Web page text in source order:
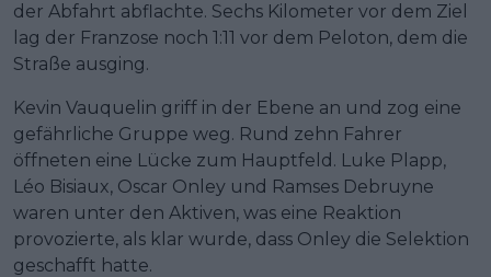
der Abfahrt abflachte. Sechs Kilometer vor dem Ziel
lag der Franzose noch 1:11 vor dem Peloton, dem die
Straße ausging.
Kevin Vauquelin griff in der Ebene an und zog eine
gefährliche Gruppe weg. Rund zehn Fahrer
öffneten eine Lücke zum Hauptfeld. Luke Plapp,
Léo Bisiaux, Oscar Onley und Ramses Debruyne
waren unter den Aktiven, was eine Reaktion
provozierte, als klar wurde, dass Onley die Selektion
geschafft hatte.